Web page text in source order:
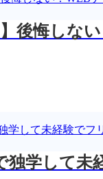
】後悔しな
独学して